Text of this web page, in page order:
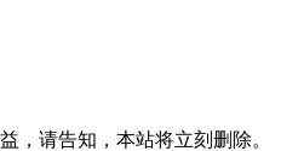
，请告知，本站将立刻删除。